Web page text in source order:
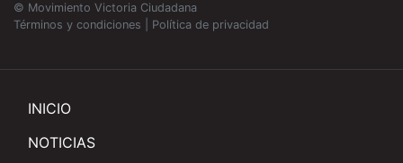
© Movimiento Victoria Ciudadana
Términos y condiciones
Política de privacidad
INICIO
NOTICIAS